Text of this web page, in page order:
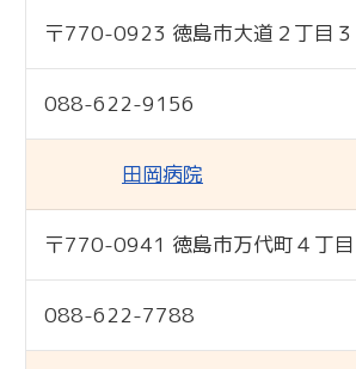
標準
〒770-0923 徳島市大道２丁目３
088-622-9156
田岡病院
標準
〒770-0941 徳島市万代町４丁目
088-622-7788